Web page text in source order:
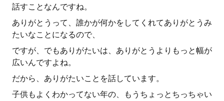
話すことなんですね。
ありがとうって、誰かが何かをしてくれてありがとうみ
たいなことになるので、
ですが、でもありがたいは、ありがとうよりもっと幅が
広いんですよね。
だから、ありがたいことを話しています。
子供もよくわかってない年の、もうちょっとちっちゃい